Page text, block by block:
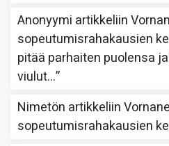
Anonyymi artikkeliin
sopeutumisrahakausien
pitää parhaiten puolensa
viulut…”
Nimetön artikkeliin
sopeutumisrahakausien